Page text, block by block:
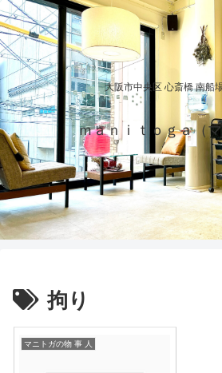
大阪市中央区 心斎橋 南船
ｍａｎｉｔｏｇａ（マ
拘り
マニトガの物 事 人